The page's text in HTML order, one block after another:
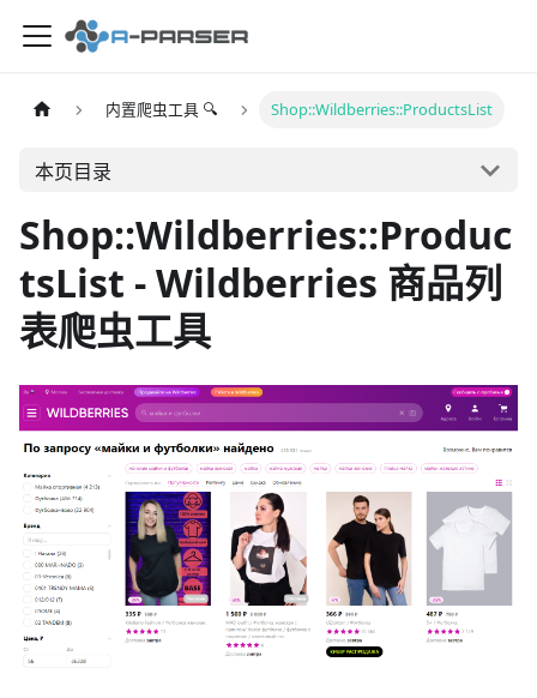
内置爬虫工具 🔍 Shop::Wildberries::ProductsList
本页目录
Shop::Wildberries::Produc
tsList - Wildberries 商品列
表爬虫工具